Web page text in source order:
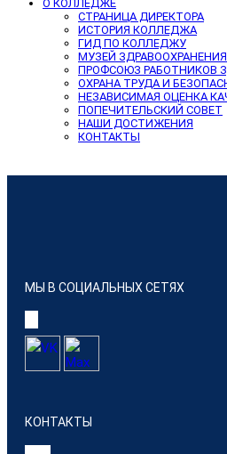
О КОЛЛЕДЖЕ
СТРАНИЦА ДИРЕКТОРА
ИСТОРИЯ КОЛЛЕДЖА
ГИД ПО КОЛЛЕДЖУ
МУЗЕЙ
ПРОФСОЮЗ РАБОТНИКОВ
ОХРАНА ТРУДА И
НЕЗАВИСИМАЯ ОЦЕНКА
ПОПЕЧИТЕЛЬСКИЙ СОВЕТ
НАШИ ДОСТИЖЕНИЯ
КОНТАКТЫ
МЫ В СОЦИАЛЬНЫХ СЕТЯХ
КОНТАКТЫ